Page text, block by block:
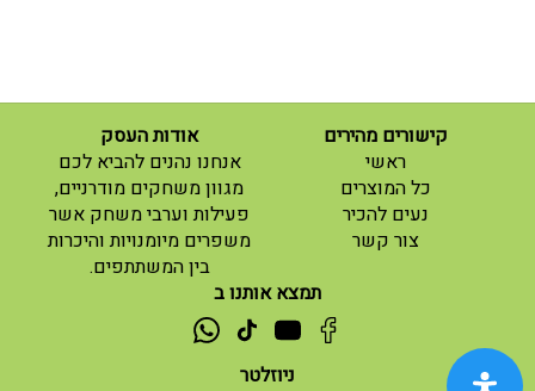
קישורים מהירים
ראשי
(current)
כל המוצרים
נעים להכיר
צור קשר
(current)
אודות העסק
אנחנו נהנים להביא לכם
מגוון משחקים מודרניים,
פעילות וערבי משחק אשר
משפרים מיומנויות והיכרות
בין המשתתפים.
תמצא אותנו ב
ניוזלטר